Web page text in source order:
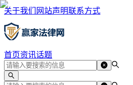
关于我们 网站声明联系方式
首页资讯话题